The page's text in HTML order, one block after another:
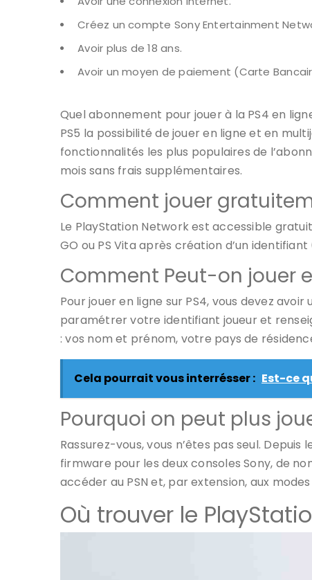
Créez un compte Sony Entertainment
Avoir plus de 18 ans.
Avoir un moyen de paiement (Carte
Quel abonnement pour jouer à la PS4 en
PS5 la possibilité de jouer en ligne et en
fonctionnalités les plus populaires de
mois sans frais supplémentaires.
Comment jouer
Le PlayStation Network est accessible
GO ou PS Vita après création d’un
Comment Peut-on jouer
Pour jouer en ligne sur PS4, vous devez
paramétrer votre identifiant joueur et
: vos nom et prénom, votre pays de
Cela pourrait vous interrésser : Est-ce
Pourquoi on peut plus
Rassurez-vous, vous n’êtes pas seul.
firmware pour les deux consoles Sony, de
accéder au PSN et, par extension, aux
Où trouver le